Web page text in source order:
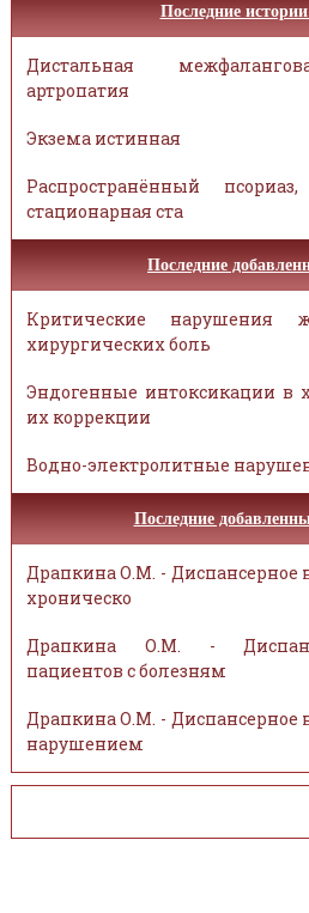
Последние
Дистальная
артропатия
Экзема истинная
Распространённый
стационарная ста
Последние
Критические нарушения
хирургических боль
Эндогенные интоксикации в
их коррекции
Водно-электролитные
Последние
Драпкина О.М. - Диспансерное
хроническо
Драпкина О.М. -
пациентов с болезням
Драпкина О.М. - Диспансерное
нарушением